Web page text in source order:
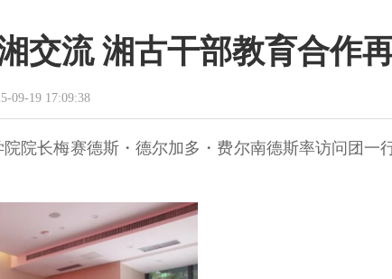
交流 湘古干部教育合作
09-19 17:09:38
院长梅赛德斯・德尔加多・费尔南德斯率访问团一